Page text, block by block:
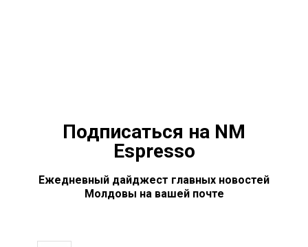
Подписаться на NM
Espresso
Ежедневный дайджест главных новостей
Молдовы на вашей почте